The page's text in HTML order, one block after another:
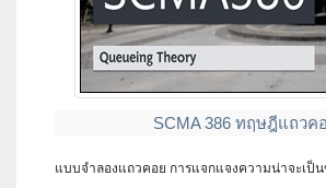
SCMA 386 ทฤษฎีแถวค
แบบจําลองแถวคอย การแจกแจงความน่าจะเป็น